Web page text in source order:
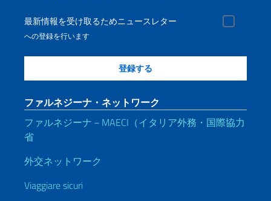
最新情報を受け取るためニュースレター
への登録を行います
ファルネジーナ・ネットワーク
ファルネジーナ－MAECI（イタリア外務・国際協力
省
外交ネットワーク
Viaggiare sicuri